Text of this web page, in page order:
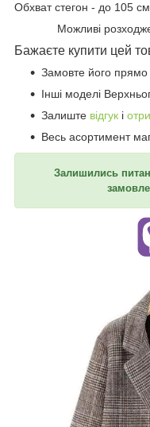
Обхват стегон - до 105
Можливі
Бажаєте купити цей
Замовте його прямо
Інші моделі
Залиште відгук і
Весь асортимент
Залишились